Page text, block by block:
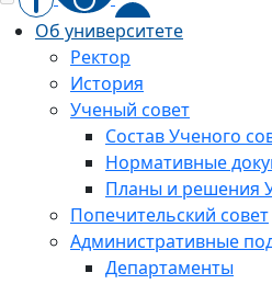
Об университете
Ректор
История
Ученый совет
Состав Ученого
Нормативные
Планы и решения
Попечительский совет
Административные
Департаменты